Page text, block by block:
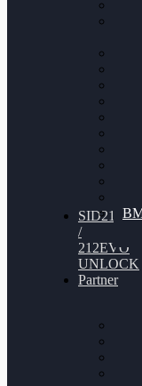
V6
SID212
/
212EVO
UNLOCK
Partner